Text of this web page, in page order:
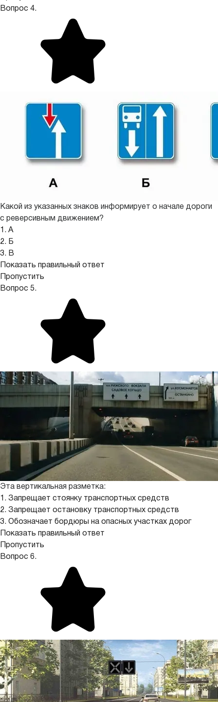
Вопрос 4.
Какой из указанных знаков информирует о начале дороги
с реверсивным движением?
1. А
2. Б
3. В
Показать правильный ответ
Пропустить
Вопрос 5.
Эта вертикальная разметка:
1. Запрещает стоянку транспортных средств
2. Запрещает остановку транспортных средств
3. Обозначает бордюры на опасных участках дорог
Показать правильный ответ
Пропустить
Вопрос 6.